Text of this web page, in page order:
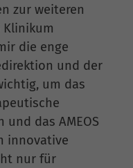
zur weiteren
Klinikum
die enge
und der
um das
das AMEOS
innovative
nur für